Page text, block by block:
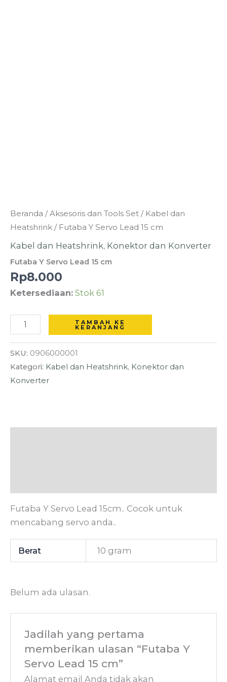
Beranda /Aksesoris dan Tools Set / Kabel dan
Heatshrink / Futaba Y Servo Lead 15 cm
Kabel dan Heatshrink, Konektor dan Konverter
Futaba Y Servo Lead 15 cm
Rp8.000
Ketersediaan: Stok 61
Kuantitas
Futaba
Lead
15
cm
TAMBAH KE
KERANJANG
SKU: 0906000001
Kategori: Kabel dan Heatshrink, Konektor dan
Konverter
Futaba Y Servo Lead 15cm.. Cocok untuk
mencabang servo anda..
Berat 10 gram
Belum ada ulasan.
Jadilah yang pertama
memberikan ulasan “Futaba Y
Servo Lead 15 cm”
Alamat email Anda tidak akan